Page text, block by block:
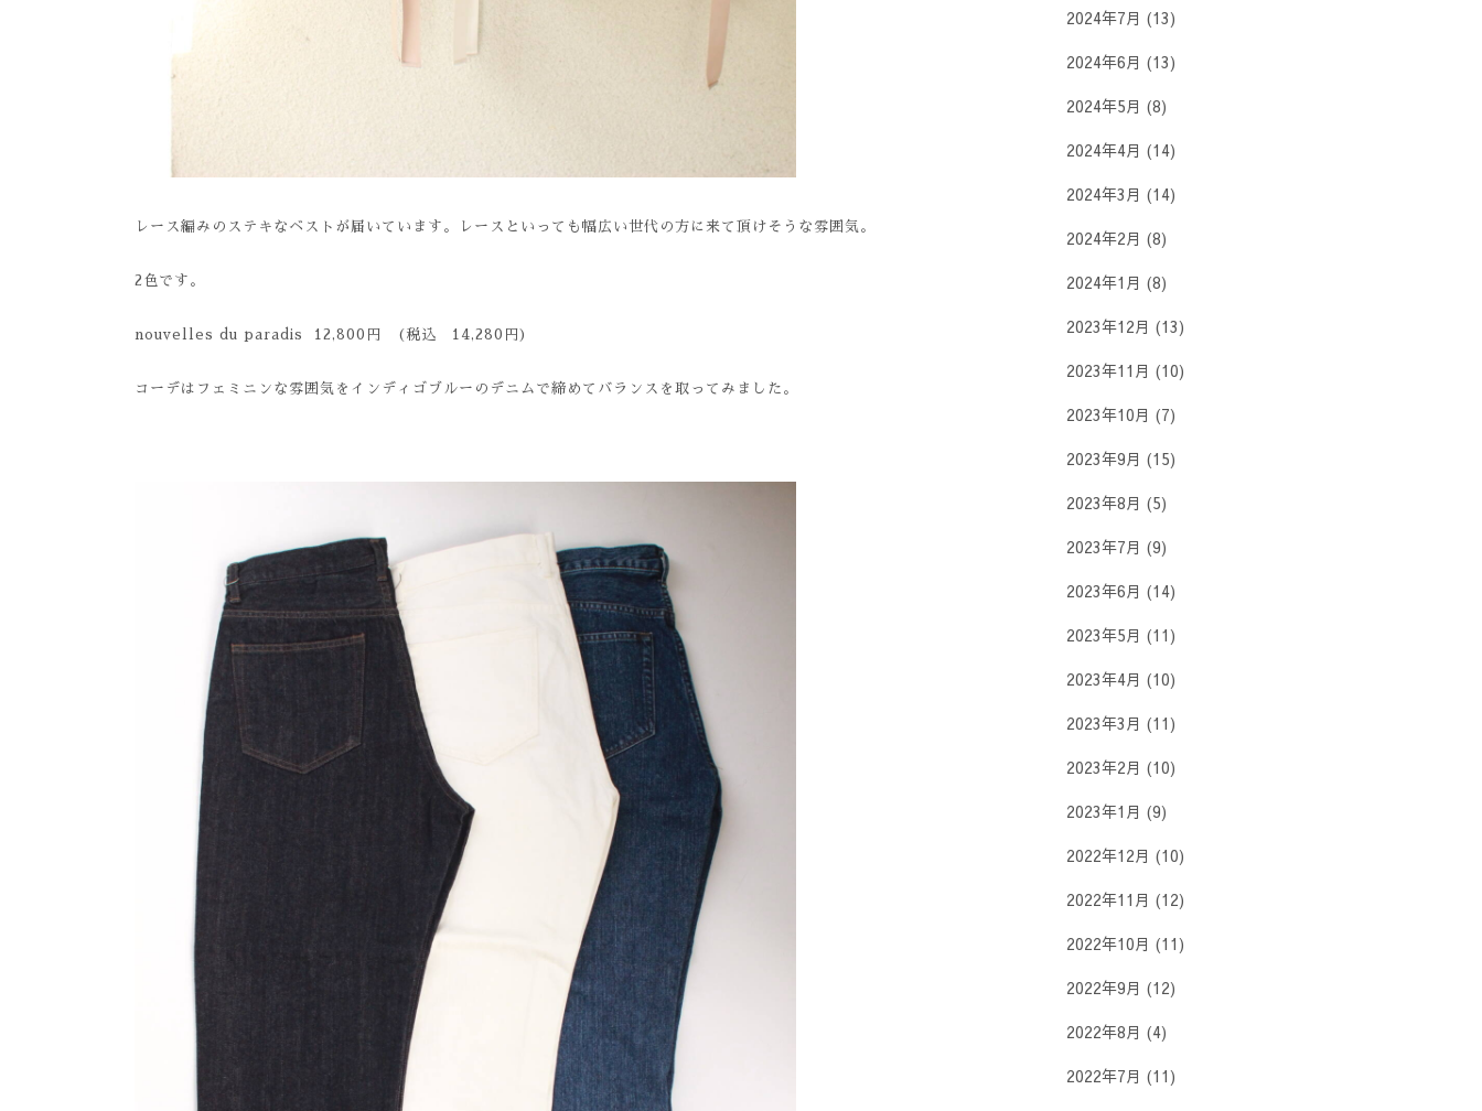
レース編みのステキなベストが届いています。レースといっても幅広い世代の方に来て頂けそうな雰囲気。
2色です。
nouvelles du paradis 12,800円 (税込 14,280円)
コーデはフェミニンな雰囲気をインディゴブルーのデニムで締めてバランスを取ってみました。
2024年7月 (13)
2024年6月 (13)
2024年5月 (8)
2024年4月 (14)
2024年3月 (14)
2024年2月 (8)
2024年1月 (8)
2023年12月 (13)
2023年11月 (10)
2023年10月 (7)
2023年9月 (15)
2023年8月 (5)
2023年7月 (9)
2023年6月 (14)
2023年5月 (11)
2023年4月 (10)
2023年3月 (11)
2023年2月 (10)
2023年1月 (9)
2022年12月 (10)
2022年11月 (12)
2022年10月 (11)
2022年9月 (12)
2022年8月 (4)
2022年7月 (11)